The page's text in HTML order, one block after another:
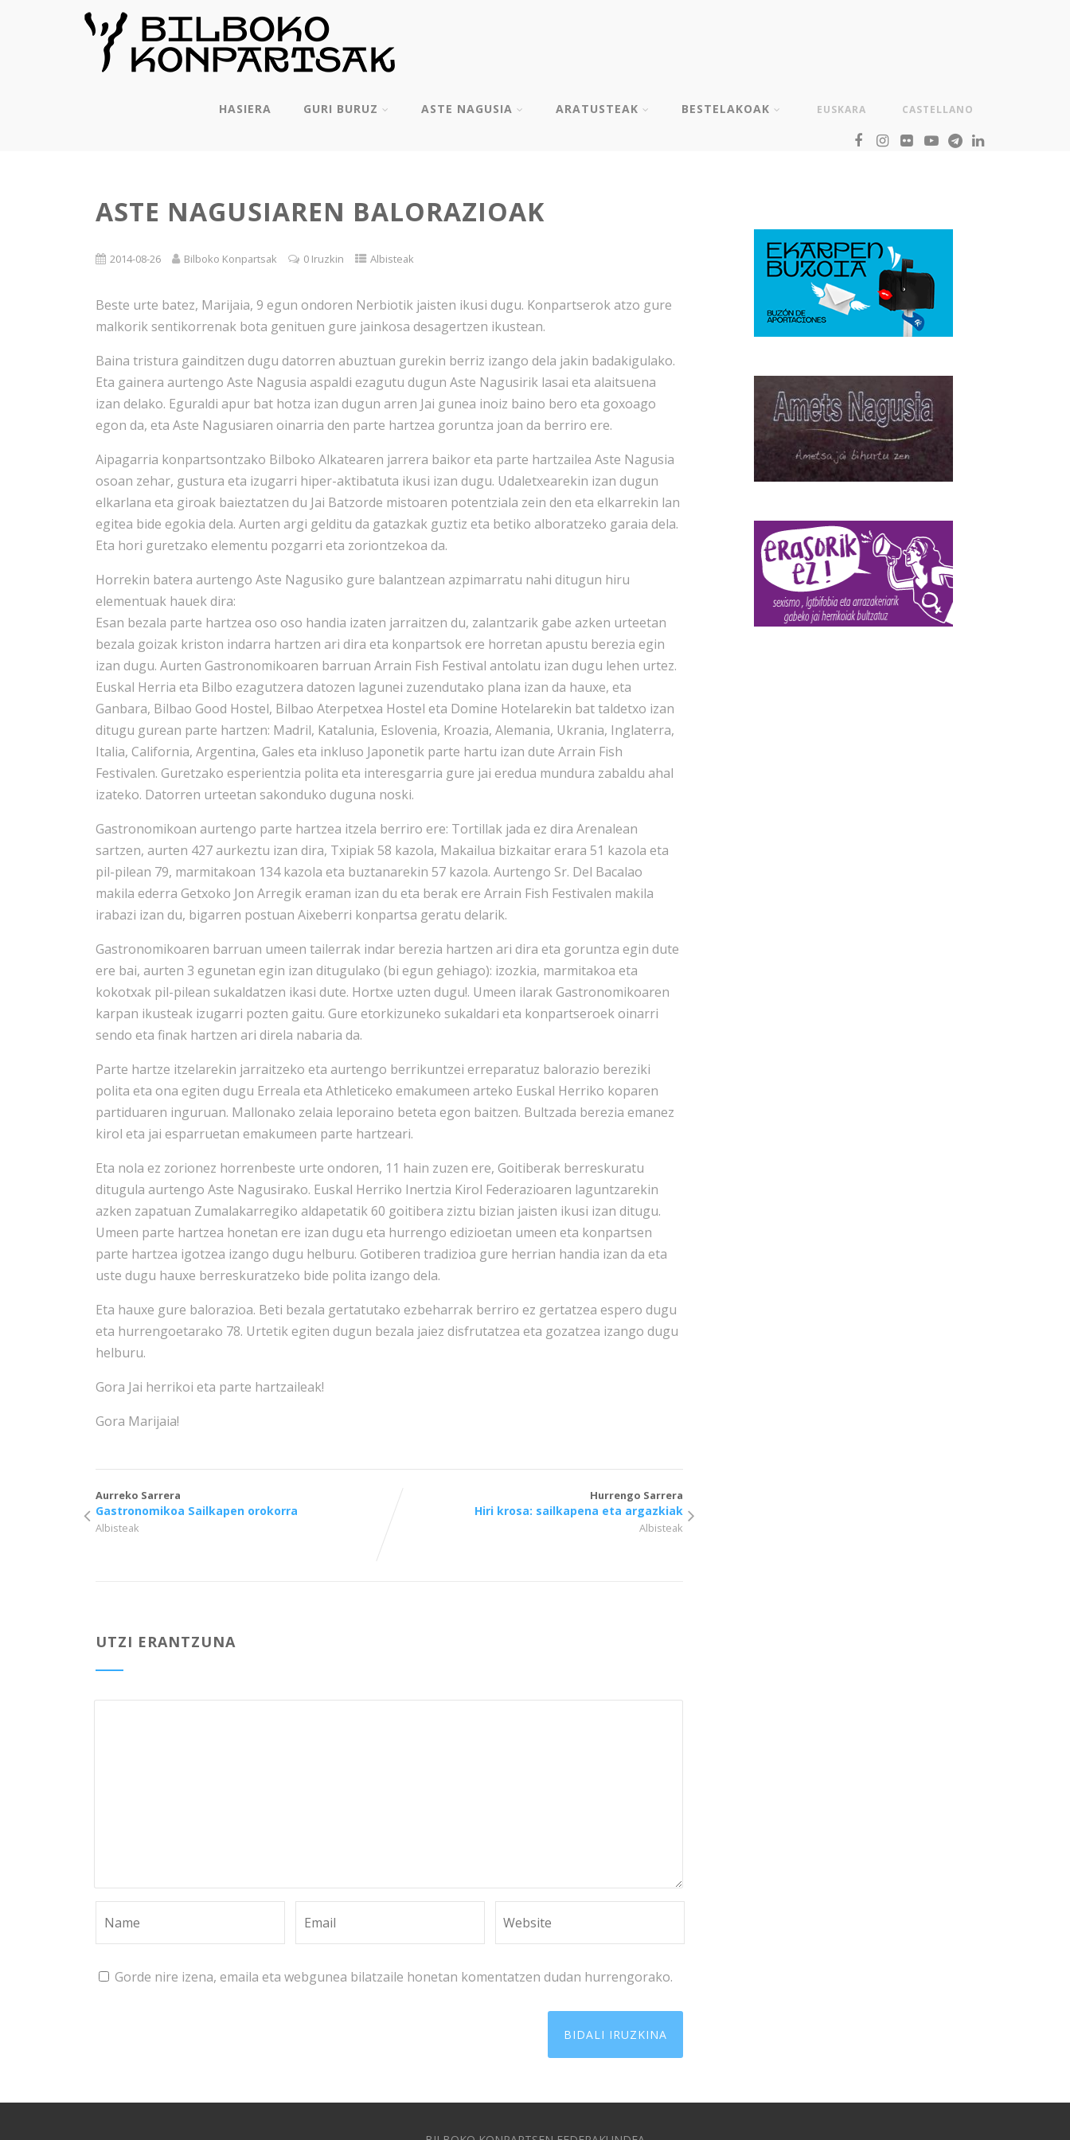
HASIERA GURI BURUZ ASTE NAGUSIA ARATUSTEAK BESTELAKOAK EUSKARA CASTELLANO
ASTE NAGUSIAREN BALORAZIOAK
2014-08-26 Bilboko Konpartsak 0 Iruzkin Albisteak
Beste urte batez, Marijaia, 9 egun ondoren Nerbiotik jaisten ikusi dugu. Konpartserok atzo gure
malkorik sentikorrenak bota genituen gure jainkosa desagertzen ikustean.
Baina tristura gainditzen dugu datorren abuztuan gurekin berriz izango dela jakin badakigulako.
Eta gainera aurtengo Aste Nagusia aspaldi ezagutu dugun Aste Nagusirik lasai eta alaitsuena
izan delako. Eguraldi apur bat hotza izan dugun arren Jai gunea inoiz baino bero eta goxoago
egon da, eta Aste Nagusiaren oinarria den parte hartzea goruntza joan da berriro ere.
Aipagarria konpartsontzako Bilboko Alkatearen jarrera baikor eta parte hartzailea Aste Nagusia
osoan zehar, gustura eta izugarri hiper-aktibatuta ikusi izan dugu. Udaletxearekin izan dugun
elkarlana eta giroak baieztatzen du Jai Batzorde mistoaren potentziala zein den eta elkarrekin lan
egitea bide egokia dela. Aurten argi gelditu da gatazkak guztiz eta betiko alboratzeko garaia dela.
Eta hori guretzako elementu pozgarri eta zoriontzekoa da.
Horrekin batera aurtengo Aste Nagusiko gure balantzean azpimarratu nahi ditugun hiru
elementuak hauek dira:
Esan bezala parte hartzea oso oso handia izaten jarraitzen du, zalantzarik gabe azken urteetan
bezala goizak kriston indarra hartzen ari dira eta konpartsok ere horretan apustu berezia egin
izan dugu. Aurten Gastronomikoaren barruan Arrain Fish Festival antolatu izan dugu lehen urtez.
Euskal Herria eta Bilbo ezagutzera datozen lagunei zuzendutako plana izan da hauxe, eta
Ganbara, Bilbao Good Hostel, Bilbao Aterpetxea Hostel eta Domine Hotelarekin bat taldetxo izan
ditugu gurean parte hartzen: Madril, Katalunia, Eslovenia, Kroazia, Alemania, Ukrania, Inglaterra,
Italia, California, Argentina, Gales eta inkluso Japonetik parte hartu izan dute Arrain Fish
Festivalen. Guretzako esperientzia polita eta interesgarria gure jai eredua mundura zabaldu ahal
izateko. Datorren urteetan sakonduko duguna noski.
Gastronomikoan aurtengo parte hartzea itzela berriro ere: Tortillak jada ez dira Arenalean
sartzen, aurten 427 aurkeztu izan dira, Txipiak 58 kazola, Makailua bizkaitar erara 51 kazola eta
pil-pilean 79, marmitakoan 134 kazola eta buztanarekin 57 kazola. Aurtengo Sr. Del Bacalao
makila ederra Getxoko Jon Arregik eraman izan du eta berak ere Arrain Fish Festivalen makila
irabazi izan du, bigarren postuan Aixeberri konpartsa geratu delarik.
Gastronomikoaren barruan umeen tailerrak indar berezia hartzen ari dira eta goruntza egin dute
ere bai, aurten 3 egunetan egin izan ditugulako (bi egun gehiago): izozkia, marmitakoa eta
kokotxak pil-pilean sukaldatzen ikasi dute. Hortxe uzten dugu!. Umeen ilarak Gastronomikoaren
karpan ikusteak izugarri pozten gaitu. Gure etorkizuneko sukaldari eta konpartseroek oinarri
sendo eta finak hartzen ari direla nabaria da.
Parte hartze itzelarekin jarraitzeko eta aurtengo berrikuntzei erreparatuz balorazio bereziki
polita eta ona egiten dugu Erreala eta Athleticeko emakumeen arteko Euskal Herriko koparen
partiduaren inguruan. Mallonako zelaia leporaino beteta egon baitzen. Bultzada berezia emanez
kirol eta jai esparruetan emakumeen parte hartzeari.
Eta nola ez zorionez horrenbeste urte ondoren, 11 hain zuzen ere, Goitiberak berreskuratu
ditugula aurtengo Aste Nagusirako. Euskal Herriko Inertzia Kirol Federazioaren laguntzarekin
azken zapatuan Zumalakarregiko aldapetatik 60 goitibera ziztu bizian jaisten ikusi izan ditugu.
Umeen parte hartzea honetan ere izan dugu eta hurrengo edizioetan umeen eta konpartsen
parte hartzea igotzea izango dugu helburu. Gotiberen tradizioa gure herrian handia izan da eta
uste dugu hauxe berreskuratzeko bide polita izango dela.
Eta hauxe gure balorazioa. Beti bezala gertatutako ezbeharrak berriro ez gertatzea espero dugu
eta hurrengoetarako 78. Urtetik egiten dugun bezala jaiez disfrutatzea eta gozatzea izango dugu
helburu.
Gora Jai herrikoi eta parte hartzaileak!
Gora Marijaia!
Aurreko Sarrera
Gastronomikoa Sailkapen orokorra
Albisteak
Hurrengo Sarrera
Hiri krosa: sailkapena eta argazkiak
Albisteak
UTZI ERANTZUNA
Gorde nire izena, emaila eta webgunea bilatzaile honetan komentatzen dudan hurrengorako.